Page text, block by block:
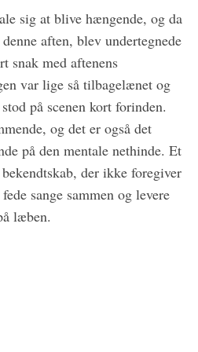
sig at blive hængende, og da
aften, blev undertegnede
snak med aftenens
var lige så tilbagelænet og
på scenen kort forinden.
og det er også det
på den mentale nethinde. Et
der ikke foregiver
sange sammen og levere
læben.